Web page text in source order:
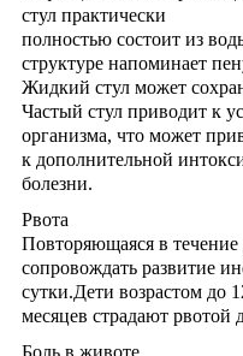
стул практически
полностью состоит из
структуре напоминает
Жидкий стул может
Частый стул приводит к
организма, что может
к дополнительной
болезни.
Рвота
Повторяющаяся в
сопровождать развитие
сутки.Дети возрастом до
месяцев страдают рвотой
Боль в животе